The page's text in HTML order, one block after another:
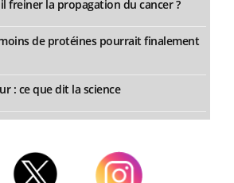
freiner la propagation du cancer ?
de protéines pourrait finalement
: ce que dit la science